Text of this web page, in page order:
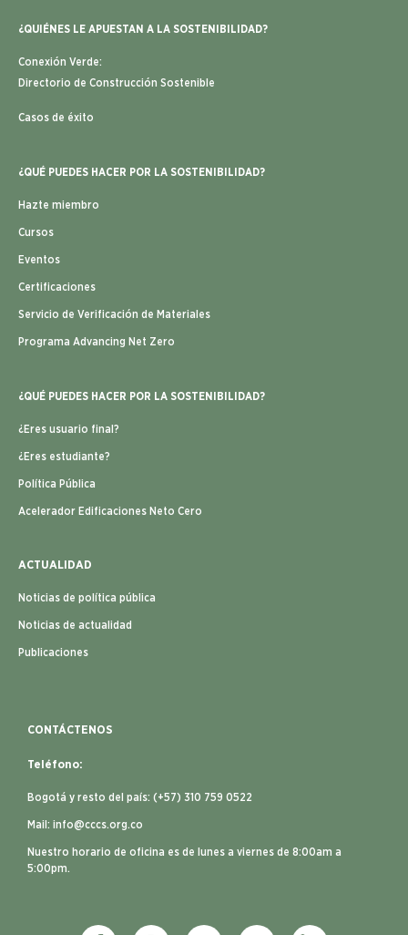
¿QUIÉNES LE APUESTAN A LA SOSTENIBILIDAD?
Conexión Verde:
Directorio de Construcción Sostenible
Casos de éxito
¿QUÉ PUEDES HACER POR LA SOSTENIBILIDAD?
Hazte miembro
Cursos
Eventos
Certificaciones
Servicio de Verificación de Materiales
Programa Advancing Net Zero
¿QUÉ PUEDES HACER POR LA SOSTENIBILIDAD?
¿Eres usuario final?
¿Eres estudiante?
Política Pública
Acelerador Edificaciones Neto Cero
ACTUALIDAD
Noticias de política pública
Noticias de actualidad
Publicaciones
CONTÁCTENOS
Teléfono:
Bogotá y resto del país: (+57) 310 759 0522
Mail: info@cccs.org.co
Nuestro horario de oficina es de lunes a viernes de 8:00am a
5:00pm.